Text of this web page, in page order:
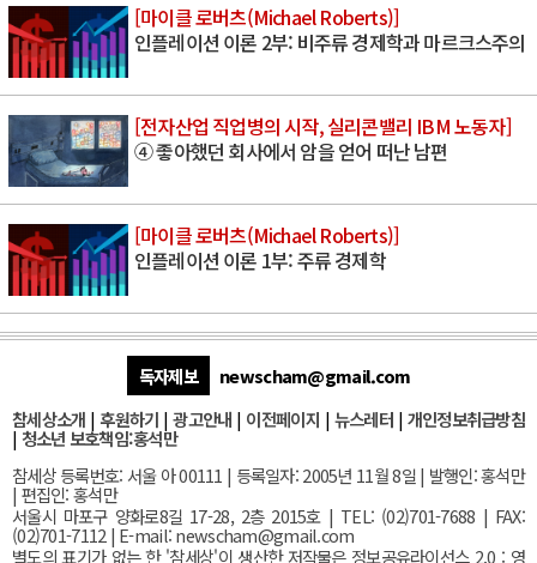
[마이클 로버츠(Michael Roberts)]
인플레이션 이론 2부: 비주류 경제학과 마르크스주의
[전자산업 직업병의 시작, 실리콘밸리 IBM 노동자]
④ 좋아했던 회사에서 암을 얻어 떠난 남편
[마이클 로버츠(Michael Roberts)]
인플레이션 이론 1부: 주류 경제학
독자제보
newscham@gmail.com
참세상소개 | 후원하기 |광고안내 | 이전페이지 | 뉴스레터| 개인정보취급방침
| 청소년 보호책임:홍석만
참세상 등록번호: 서울 아 00111 | 등록일자: 2005년 11월 8일 | 발행인: 홍석만
| 편집인: 홍석만
서울시 마포구 양화로8길 17-28, 2층 2015호| TEL: (02)701-7688 | FAX:
(02)701-7112 | E-mail:newscham@gmail.com
별도의 표기가 없는 한 '참세상'이 생산한 저작물은 정보공유라이선스 2.0 : 영